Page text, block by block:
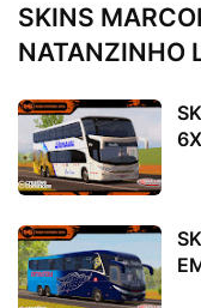
SKINS
NATANZINHO